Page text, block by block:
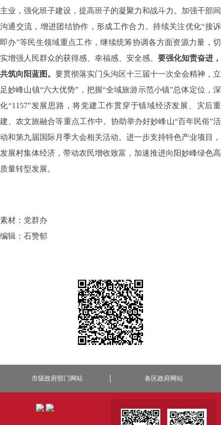
主业，强化班子建设，提高班子的凝聚力和战斗力。加强干部间
沟通交流，增进团结协作，形成工作合力。持续关注优化“接诉
即办”等民生领域重点工作，继续统筹协调各方面资源力量，切
实增强人民群众的获得感、幸福感、安全感。 要强化知责奋进，
共筑向阳蓝图。 要贯彻落实门头沟区十三届十一次全会精神，立
足妙峰山镇“六大优势”，把握“全域旅游示范小镇”总体定位，深
化“1157”发展思路，将党建工作贯穿于镇域经济发展、灾后重
建、农文旅融合等重点工作中。协助举办好妙峰山“百年民俗”活
动和第九届国际月季大会相关活动。进一步支持特色产业项目，
发展村集体经济，带动农民增收致富，加速推进向阳妙峰绿色高
质量转型发展。
素材：党群办
编辑：石赞郁
市级政府部门网站 各区政府网站